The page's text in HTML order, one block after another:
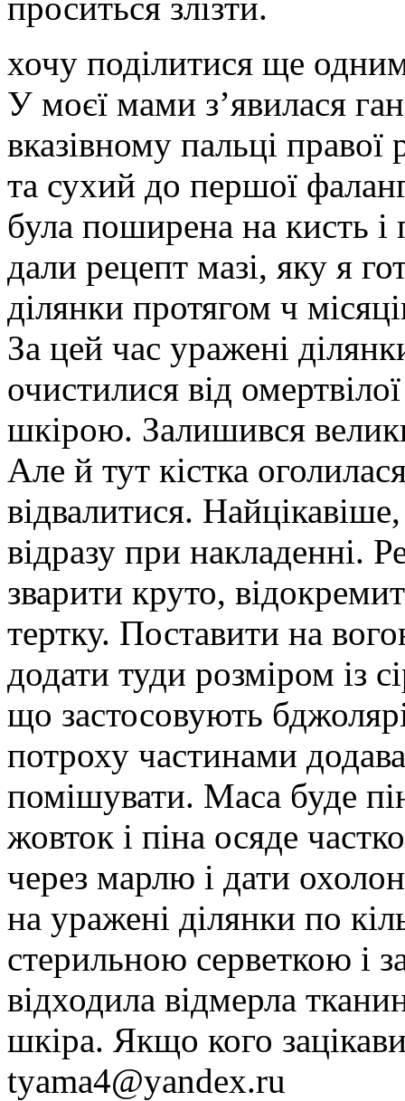
хочу поділитися ще
У моєї мами з’явилася
вказівному пальці
та сухий до першої
була поширена на кисть
дали рецепт мазі, яку я
ділянки протягом ч
За цей час уражені
очистилися від
шкірою. Залишився
Але й тут кістка
відвалитися.
відразу при накладенні.
зварити круто,
тертку. Поставити на
додати туди розміром із
що застосовують
потроху частинами
помішувати. Маса буде
жовток і піна осяде
через марлю і дати
на уражені ділянки по
стерильною серветкою і
відходила відмерла
шкіра. Якщо кого
tyama4@yandex.ru